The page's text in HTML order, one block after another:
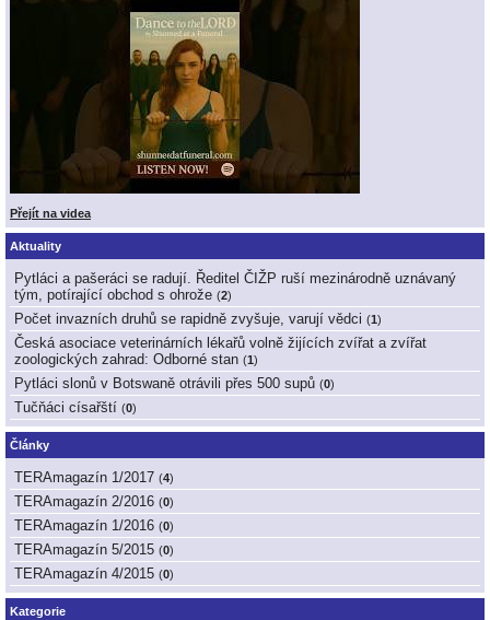
Přejít na videa
Aktuality
Pytláci a pašeráci se radují. Ředitel ČIŽP ruší mezinárodně uznávaný
tým, potírající obchod s ohrože (2)
Počet invazních druhů se rapidně zvyšuje, varují vědci (1)
Česká asociace veterinárních lékařů volně žijících zvířat a zvířat
zoologických zahrad: Odborné stan (1)
Pytláci slonů v Botswaně otrávili přes 500 supů (0)
Tučňáci císařští (0)
Články
TERAmagazín 1/2017 (4)
TERAmagazín 2/2016 (0)
TERAmagazín 1/2016 (0)
TERAmagazín 5/2015 (0)
TERAmagazín 4/2015 (0)
Kategorie